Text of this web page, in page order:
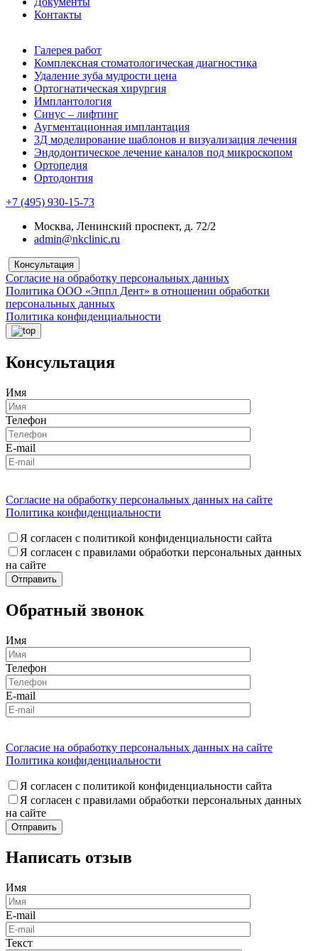
Контакты
Галерея работ
Комплексная стоматологическая диагностика
Удаление зуба мудрости цена
Ортогнатическая хирургия
Имплантология
Синус – лифтинг
Аугментационная имплантация
3Д моделирование шаблонов и визуализация лечения
Эндодонтическое лечение каналов под микроскопом
Ортопедия
Ортодонтия
+7 (495) 930-15-73
Москва, Ленинский проспект, д. 72/2
admin@nkclinic.ru
Консультация
Согласие на обработку персональных данных
Политика ООО «Эппл Дент» в отношении обработки
персональных данных
Политика конфиденциальности
Консультация
Имя
Телефон
E-mail
Согласие на обработку персональных данных на сайте
Политика конфиденциальности
Я согласен с политикой конфиденциальности сайта
Я согласен с правилами обработки персональных данных
на сайте
Обратный звонок
Имя
Телефон
E-mail
Согласие на обработку персональных данных на сайте
Политика конфиденциальности
Я согласен с политикой конфиденциальности сайта
Я согласен с правилами обработки персональных данных
на сайте
Написать отзыв
Имя
E-mail
Текст